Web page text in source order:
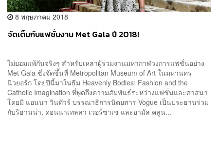
8 พฤษภาคม 2018
จัดเต็มกับแฟชั่นงาน Met Gala ปี 2018!
ไม่ยอมแพ้กันจริงๆ สำหรับเหล่าผู้ร่วมงานมหากาฬวงการแฟชั่นอย่าง
Met Gala ซึ่งจัดขึ้นที่ Metropolitan Museum of Art ในมหานคร
นิวยอร์ก โดยปีนี้มาในธีม Heavenly Bodies: Fashion and the
Catholic Imagination ที่พูดถึงความสัมพันธ์ระหว่างแฟชั่นและศาสนา
โดยมี แอนนา วินทัวร์ บรรณาธิการนิตยสาร Vogue เป็นประธานร่วม
กับริฮานน่า, ดอนนาเทลลา เวอร์ซาเช่ และอามัล คลูน...